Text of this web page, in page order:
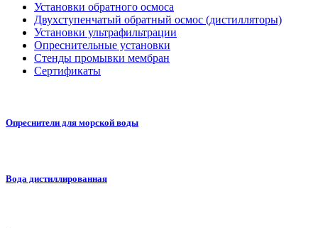
Установки обратного осмоса
Двухступенчатый обратный осмос (дистилляторы)
Установки ультрафильтрации
Опреснительные установки
Стенды промывки мембран
Сертификаты
Опреснители для морской воды
Вода дистиллированная